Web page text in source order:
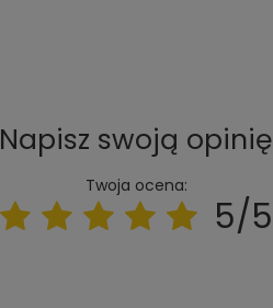
Napisz swoją opinię
Twoja ocena:
5/5